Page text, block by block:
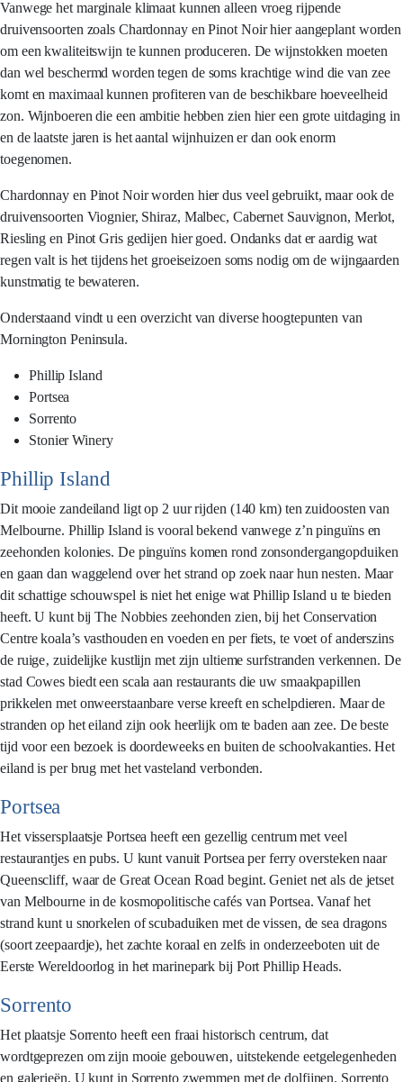
Vanwege het marginale klimaat kunnen alleen vroeg rijpende
druivensoorten zoals Chardonnay en Pinot Noir hier aangeplant worden
om een kwaliteitswijn te kunnen produceren. De wijnstokken moeten
dan wel beschermd worden tegen de soms krachtige wind die van zee
komt en maximaal kunnen profiteren van de beschikbare hoeveelheid
zon. Wijnboeren die een ambitie hebben zien hier een grote uitdaging in
en de laatste jaren is het aantal wijnhuizen er dan ook enorm
toegenomen.
Chardonnay en Pinot Noir worden hier dus veel gebruikt, maar ook de
druivensoorten Viognier, Shiraz, Malbec, Cabernet Sauvignon, Merlot,
Riesling en Pinot Gris gedijen hier goed. Ondanks dat er aardig wat
regen valt is het tijdens het groeiseizoen soms nodig om de wijngaarden
kunstmatig te bewateren.
Onderstaand vindt u een overzicht van diverse hoogtepunten van
Mornington Peninsula.
Phillip Island
Portsea
Sorrento
Stonier Winery
Phillip Island
Dit mooie zandeiland ligt op 2 uur rijden (140 km) ten zuidoosten van
Melbourne. Phillip Island is vooral bekend vanwege z’n pinguïns en
zeehonden kolonies. De pinguïns komen rond zonsondergangopduiken
en gaan dan waggelend over het strand op zoek naar hun nesten. Maar
dit schattige schouwspel is niet het enige wat Phillip Island u te bieden
heeft. U kunt bij The Nobbies zeehonden zien, bij het Conservation
Centre koala’s vasthouden en voeden en per fiets, te voet of anderszins
de ruige‚ zuidelijke kustlijn met zijn ultieme surfstranden verkennen. De
stad Cowes biedt een scala aan restaurants die uw smaakpapillen
prikkelen met onweerstaanbare verse kreeft en schelpdieren. Maar de
stranden op het eiland zijn ook heerlijk om te baden aan zee. De beste
tijd voor een bezoek is doordeweeks en buiten de schoolvakanties. Het
eiland is per brug met het vasteland verbonden.
Portsea
Het vissersplaatsje Portsea heeft een gezellig centrum met veel
restaurantjes en pubs. U kunt vanuit Portsea per ferry oversteken naar
Queenscliff, waar de Great Ocean Road begint. Geniet net als de jetset
van Melbourne in de kosmopolitische cafés van Portsea. Vanaf het
strand kunt u snorkelen of scubaduiken met de vissen, de sea dragons
(soort zeepaardje), het zachte koraal en zelfs in onderzeeboten uit de
Eerste Wereldoorlog in het marinepark bij Port Phillip Heads.
Sorrento
Het plaatsje Sorrento heeft een fraai historisch centrum, dat
wordtgeprezen om zijn mooie gebouwen‚ uitstekende eetgelegenheden
en galerieën. U kunt in Sorrento zwemmen met de dolfijnen. Sorrento